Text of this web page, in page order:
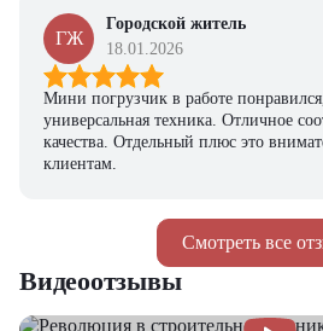
Смотреть все
ГЖ
Городской житель
18.01.2026
Мини погрузчик в работе
универсальная техника. Отличное
качества. Отдельный плюс это
клиентам.
Видеоотзывы